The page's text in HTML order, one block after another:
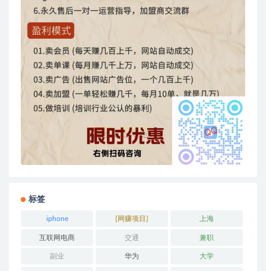
标签
iphone [网赚项目] 上海
互联网电商 交通 兼职
副业 华为 大学